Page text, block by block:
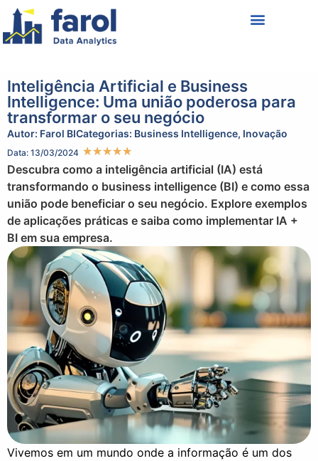
Inteligência Artificial e Business
Intelligence: Uma união poderosa para
transformar o seu negócio
Autor: Farol BICategorias: Business Intelligence, Inovação
Data: 13/03/2024 ★★★★★
Descubra como a inteligência artificial (IA) está
transformando o business intelligence (BI) e como essa
união pode beneficiar o seu negócio. Explore exemplos
de aplicações práticas e saiba como implementar IA +
BI em sua empresa.
Vivemos em um mundo onde a informação é um dos